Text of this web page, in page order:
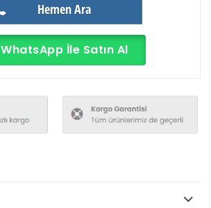
Hemen Ara
WhatsApp İle Satın Al